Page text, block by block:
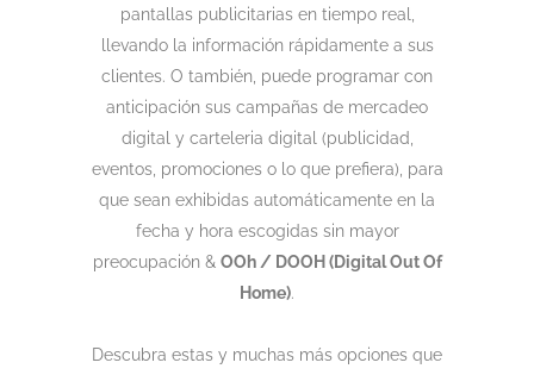
pantallas publicitarias en tiempo real,
llevando la información rápidamente a sus
clientes. O también, puede programar con
anticipación sus campañas de mercadeo
digital y carteleria digital (publicidad,
eventos, promociones o lo que prefiera), para
que sean exhibidas automáticamente en la
fecha y hora escogidas sin mayor
preocupación & OOh / DOOH (Digital Out Of
Home).
Descubra estas y muchas más opciones que